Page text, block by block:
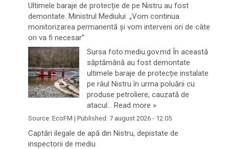
Ultimele baraje de protecție de pe Nistru au fost
demontate. Ministrul Mediului: „Vom continua
monitorizarea permanentă și vom interveni ori de câte
ori va fi necesar”
Sursa foto:mediu.gov.md În această
săptămână au fost demontate
ultimele baraje de protecție instalate
pe râul Nistru în urma poluării cu
produse petroliere, cauzată de
atacul… Read more »
Source: EcoFM | Published: 7 august 2026 - 12:05
Captări ilegale de apă din Nistru, depistate de
inspectorii de mediu